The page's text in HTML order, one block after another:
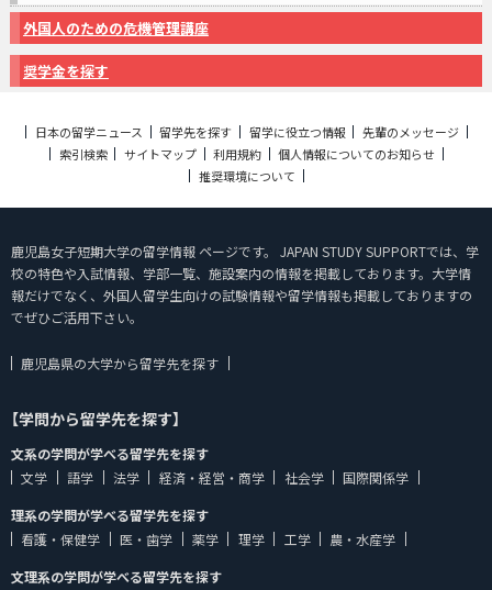
外国人のための危機管理講座
奨学金を探す
日本の留学ニュース 留学先を探す 留学に役立つ情報
先輩のメッセージ
索引検索
サイトマップ 利用規約
個人情報についてのお知らせ
推奨環境について
鹿児島女子短期大学の留学情報 ページです。 JAPAN STUDY SUPPORTでは、学
校の特色や入試情報、学部一覧、施設案内の情報を掲載しております。大学情
報だけでなく、外国人留学生向けの試験情報や留学情報も掲載しておりますの
でぜひご活用下さい。
鹿児島県の大学から留学先を探す
【学問から留学先を探す】
文系の学問が学べる留学先を探す
文学
語学 法学 経済・経営・商学 社会学
国際関係学
理系の学問が学べる留学先を探す
看護・保健学
医・歯学 薬学 理学 工学
農・水産学
文理系の学問が学べる留学先を探す